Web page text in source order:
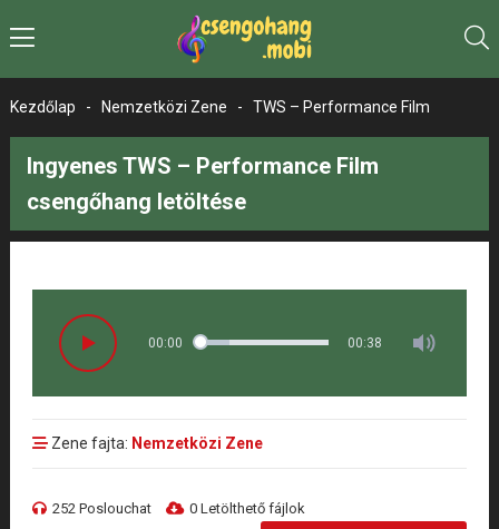
Kezdőlap - Nemzetközi Zene - TWS – Performance Film
Ingyenes TWS – Performance Film
csengőhang letöltése
00:00 00:38
Zene fajta: Nemzetközi Zene
252 Poslouchat 0 Letölthető fájlok